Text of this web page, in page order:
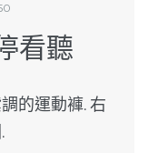
看聽
的運動褲. 右